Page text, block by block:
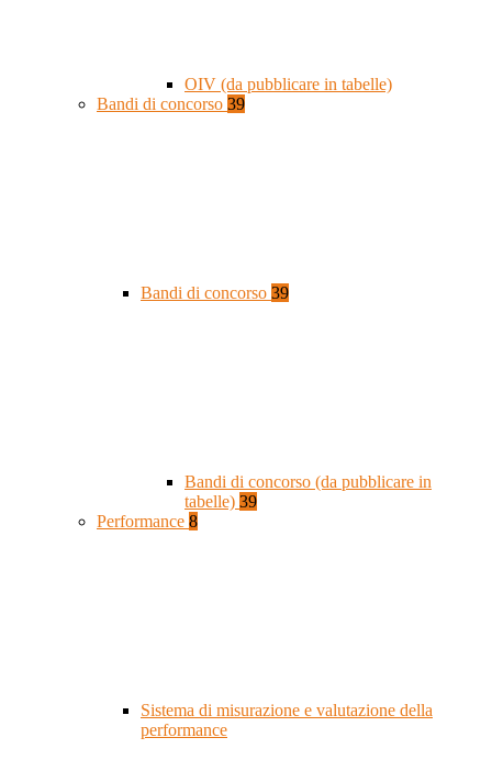
OIV (da pubblicare in tabelle)
Bandi di concorso 39
Bandi di concorso 39
Bandi di concorso (da pubblicare in
tabelle) 39
Performance 8
Sistema di misurazione e valutazione della
performance